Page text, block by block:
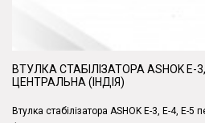
ВТУЛКА СТАБІЛІЗАТОРА ASHOK Е-
ЦЕНТРАЛЬНА (ІНДІЯ)
Втулка стабілізатора ASHOK Е-3, Е-4, Е-5